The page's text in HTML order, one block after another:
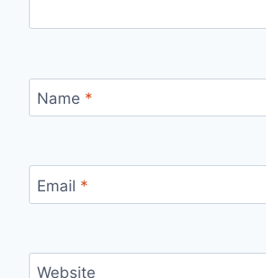
Name *
Email *
Website